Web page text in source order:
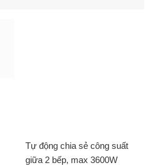
Tự động chia sẻ công suất
giữa 2 bếp, max 3600W